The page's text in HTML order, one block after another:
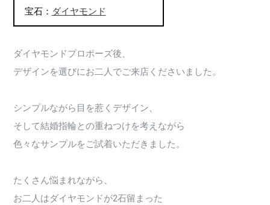
宝石： ダイヤモンド
ダイヤモンドプロポーズ後、
デザインを選びにお二人でご来店くださいました。
シンプルながら目を惹くデザイン、
そして結婚指輪との重ねつけを考えながら
色々なサンプルをご試着いただきました。
たくさん悩まれながら、
お二人はダイヤモンドが2石留まった